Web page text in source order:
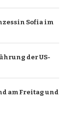
Sofia im
der US-
am Freitag und